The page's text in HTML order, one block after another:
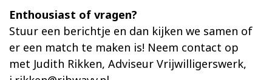
Enthousiast of vragen?
Stuur een berichtje en dan kijken we samen of
er een match te maken is! Neem contact op
met Judith Rikken, Adviseur Vrijwilligerswerk,